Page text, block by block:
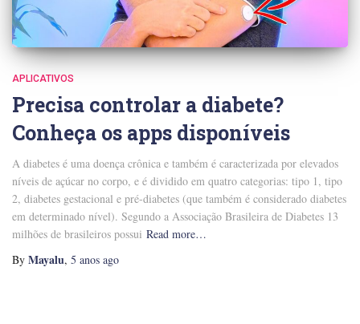
APLICATIVOS
Precisa controlar a diabete?
Conheça os apps disponíveis
A diabetes é uma doença crônica e também é caracterizada por elevados
níveis de açúcar no corpo, e é dividido em quatro categorias: tipo 1, tipo
2, diabetes gestacional e pré-diabetes (que também é considerado diabetes
em determinado nível). Segundo a Associação Brasileira de Diabetes 13
milhões de brasileiros possui Read more…
By Mayalu, 5 anos ago